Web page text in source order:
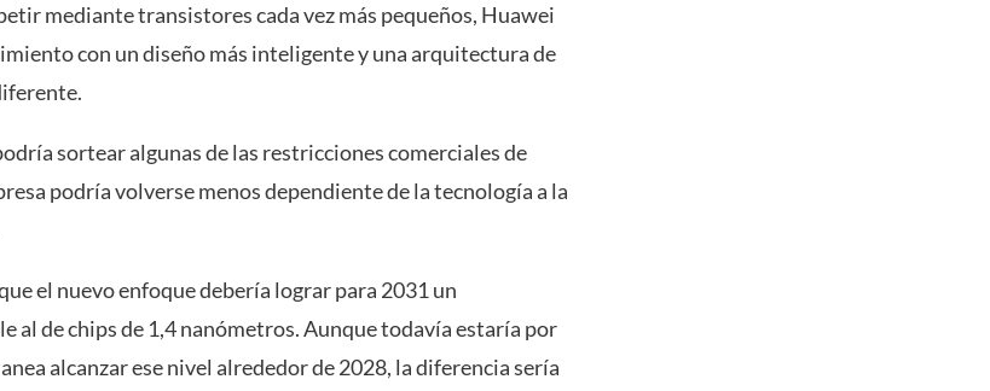
mediante transistores cada vez más pequeños, Huawei
con un diseño más inteligente y una arquitectura de
sortear algunas de las restricciones comerciales de
podría volverse menos dependiente de la tecnología a la
el nuevo enfoque debería lograr para 2031 un
al de chips de 1,4 nanómetros. Aunque todavía estaría por
alcanzar ese nivel alrededor de 2028, la diferencia sería